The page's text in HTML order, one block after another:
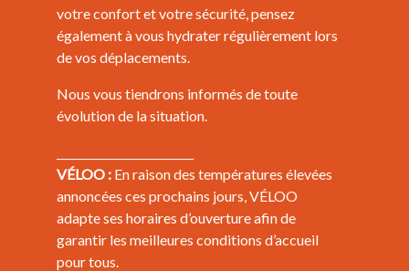
votre confort et votre sécurité, pensez
également à vous hydrater régulièrement lors
de vos déplacements.
Nous vous tiendrons informés de toute
évolution de la situation.
VÉLOO : En raison des températures élevées
annoncées ces prochains jours, VÉLOO
adapte ses horaires d’ouverture afin de
garantir les meilleures conditions d’accueil
pour tous.